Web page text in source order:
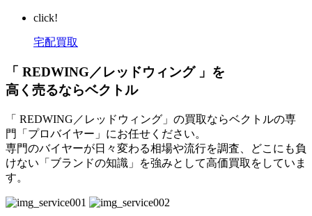
click!
宅配買取
「 REDWING／レッドウィング 」を
高く売るならベクトル
「 REDWING／レッドウィング」の買取ならベクトルの専
門「プロバイヤー」にお任せください。
専門のバイヤーが日々変わる相場や流行を調査、どこにも負
けない「ブランドの知識」を強みとして高価買取をしていま
す。